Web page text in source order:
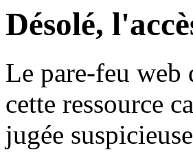
Désolé,
Le pare-feu web
cette ressource
jugée